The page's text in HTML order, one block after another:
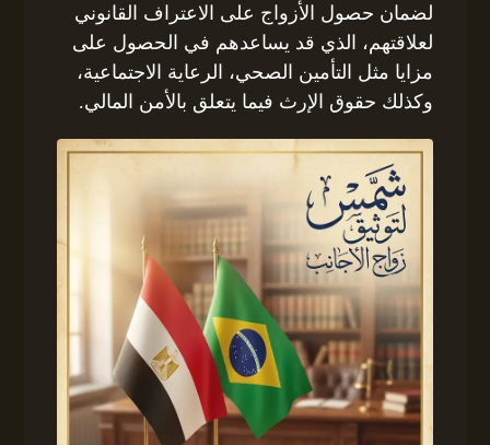
لضمان حصول الأزواج على الاعتراف القانوني
لعلاقتهم، الذي قد يساعدهم في الحصول على
مزايا مثل التأمين الصحي، الرعاية الاجتماعية،
وكذلك حقوق الإرث فيما يتعلق بالأمن المالي.